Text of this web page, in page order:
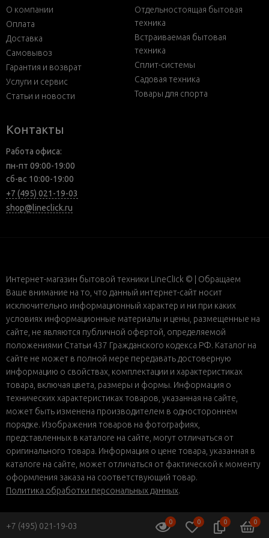
О компании
Оплата
Доставка
Самовывоз
Гарантия и возврат
Услуги и сервис
Статьи и новости
Отдельностоящая бытовая
техника
Встраиваемая бытовая
техника
Сплит-системы
Садовая техника
Товары для спорта
Контакты
Работа офиса:
пн-пт 09:00-19:00
сб-вс 10:00-19:00
+7 (495) 021-19-03
shop@lineclick.ru
Интернет-магазин бытовой техники LineClick © | Обращаем
Ваше внимание на то, что данный интернет-сайт носит
исключительно информационный характер и ни при каких
условиях информационные материалы и цены, размещенные на
сайте, не являются публичной офертой, определяемой
положениями Статьи 437 Гражданского кодекса РФ. Каталог на
сайте не может в полной мере передавать достоверную
информацию о свойствах, комплектации и характеристиках
товара, включая цвета, размеры и формы. Информация о
технических характеристиках товаров, указанная на сайте,
может быть изменена производителем в одностороннем
порядке. Изображения товаров на фотографиях,
представленных в каталоге на сайте, могут отличаться от
оригинального товара. Информация о цене товара, указанная в
каталоге на сайте, может отличаться от фактической к моменту
оформления заказа на соответствующий товар.
Политика обработки персональных данных.
0 0 0 0
+7 (495) 021-19-03